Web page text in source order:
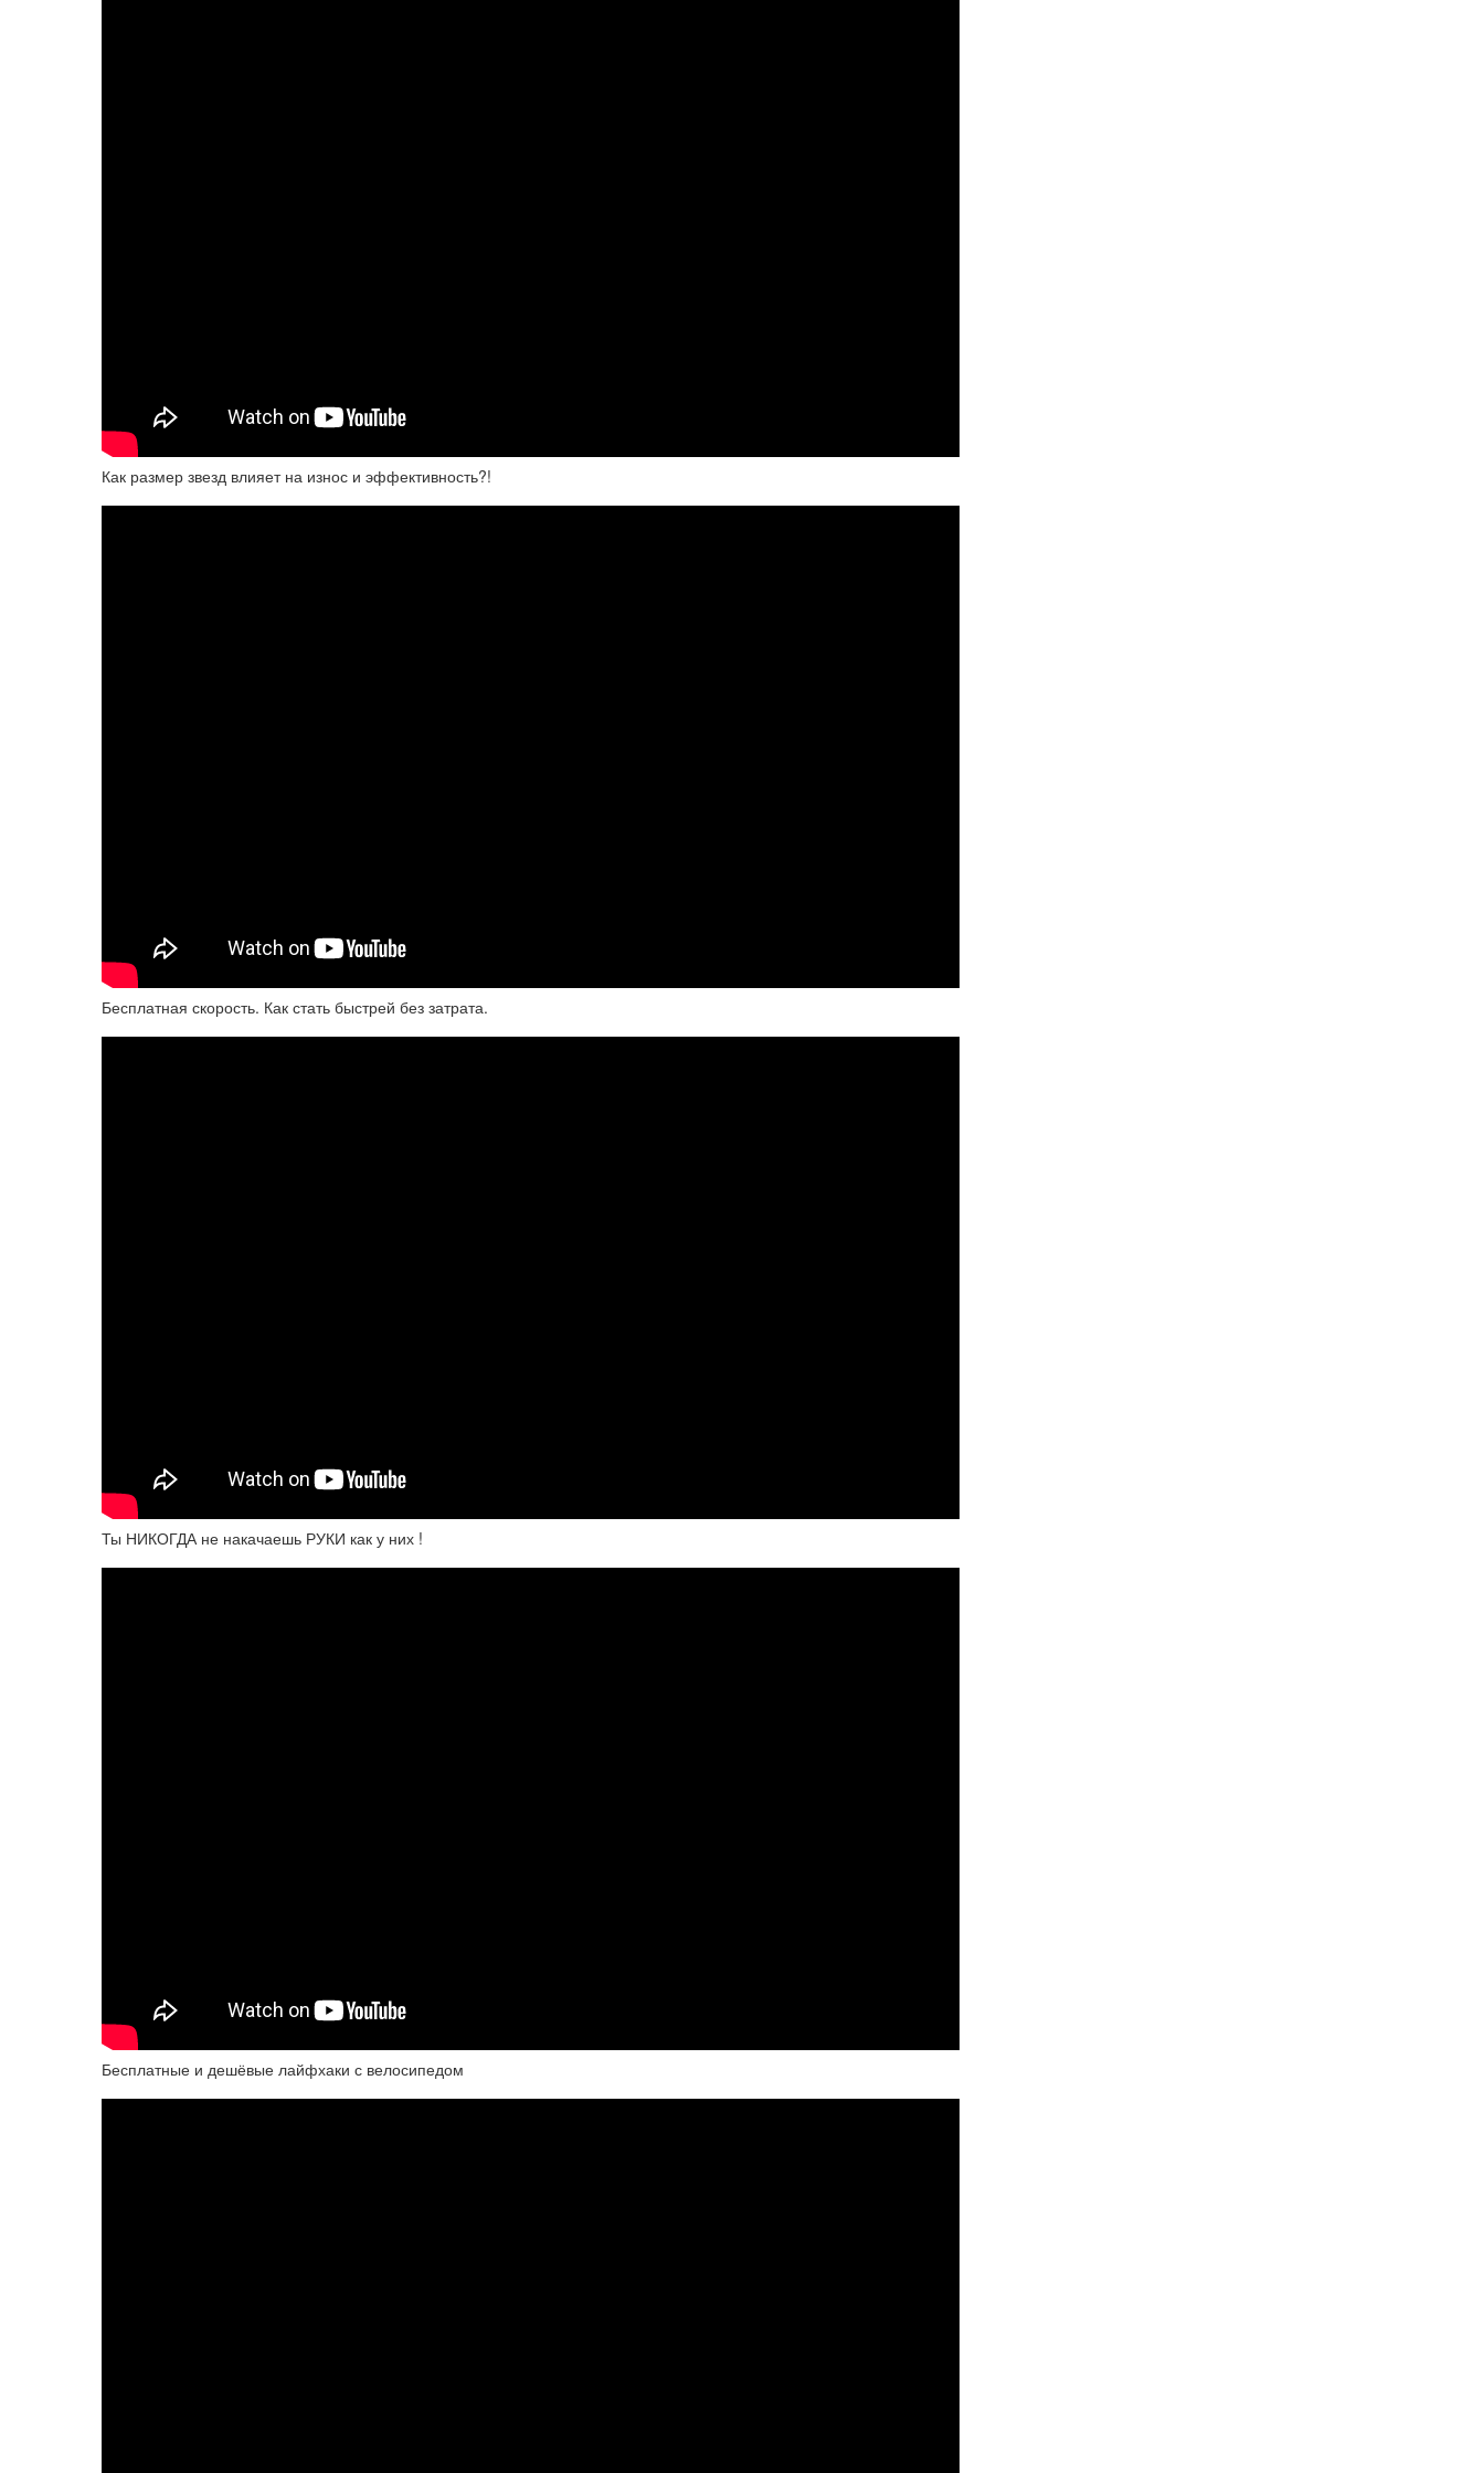
Как размер звезд влияет на износ и эффективность?!
Бесплатная скорость. Как стать быстрей без затрата.
Ты НИКОГДА не накачаешь РУКИ как у них !
Бесплатные и дешёвые лайфхаки с велосипедом